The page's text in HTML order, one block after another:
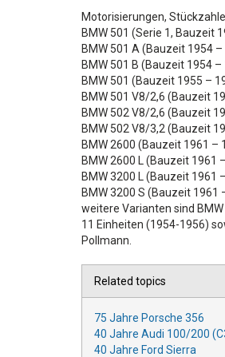
Motorisierungen,
BMW 501 (Serie 1, Bauzeit
BMW 501 A (Bauzeit 1954
BMW 501 B (Bauzeit 1954
BMW 501 (Bauzeit 1955 –
BMW 501 V8/2,6 (Bauzeit
BMW 502 V8/2,6 (Bauzeit
BMW 502 V8/3,2 (Bauzeit
BMW 2600 (Bauzeit 1961 –
BMW 2600 L (Bauzeit 1961
BMW 3200 L (Bauzeit 1961
BMW 3200 S (Bauzeit
weitere Varianten sind
11 Einheiten (1954-1956)
Pollmann.
Related topics
75 Jahre Porsche 356
40 Jahre Audi 100/200
40 Jahre Ford Sierra